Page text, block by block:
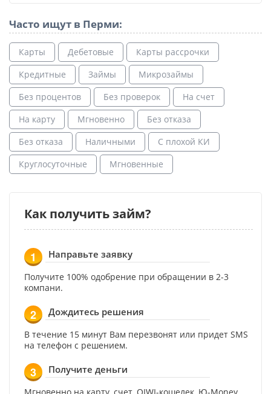
Часто ищут в Перми:
Карты Дебетовые
Карты рассрочки
Кредитные
Займы
Микрозаймы
Без процентов
Без проверок
На счет
На карту
Мгновенно
Без отказа
Без отказа
Наличными
С плохой КИ
Круглосуточные
Мгновенные
Как получить займ?
1 Направьте заявку
Получите 100% одобрение при обращении в 2-3
компани.
2 Дождитесь решения
В течение 15 минут Вам перезвонят или придет SMS
на телефон с решением.
3 Получите деньги